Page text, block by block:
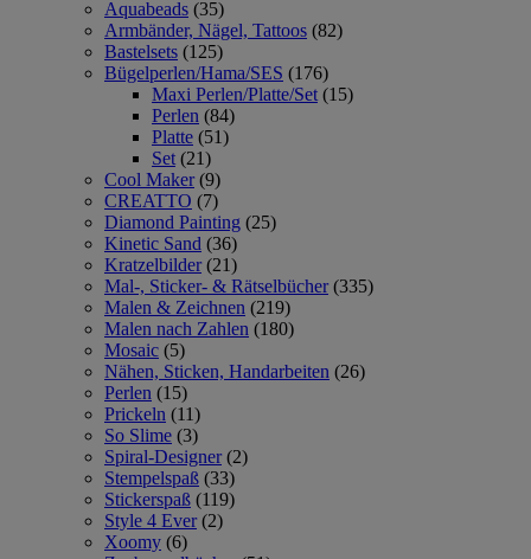
Aquabeads (35)
Armbänder, Nägel, Tattoos (82)
Bastelsets (125)
Bügelperlen/Hama/SES (176)
Maxi Perlen/Platte/Set (15)
Perlen (84)
Platte (51)
Set (21)
Cool Maker (9)
CREATTO (7)
Diamond Painting (25)
Kinetic Sand (36)
Kratzelbilder (21)
Mal-, Sticker- & Rätselbücher (335)
Malen & Zeichnen (219)
Malen nach Zahlen (180)
Mosaic (5)
Nähen, Sticken, Handarbeiten (26)
Perlen (15)
Prickeln (11)
So Slime (3)
Spiral-Designer (2)
Stempelspaß (33)
Stickerspaß (119)
Style 4 Ever (2)
Xoomy (6)